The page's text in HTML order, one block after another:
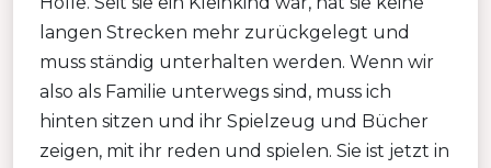
langen Strecken mehr zurückgelegt und
muss ständig unterhalten werden. Wenn wir
also als Familie unterwegs sind, muss ich
hinten sitzen und ihr Spielzeug und Bücher
zeigen, mit ihr reden und spielen. Sie ist jetzt in